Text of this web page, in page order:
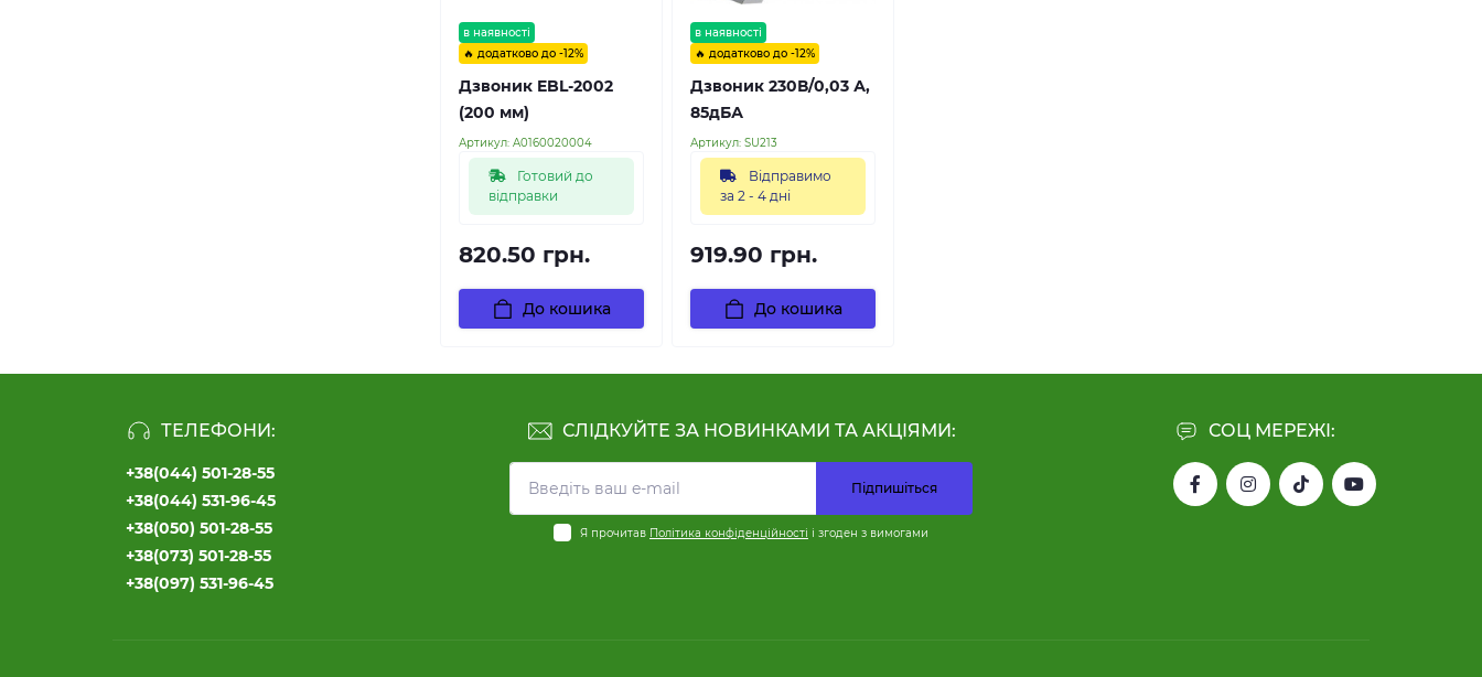
в наявності
🔥 додатково до -12%
Дзвоник EBL-2002
(200 мм)
Артикул: A0160020004
Готовий до
відправки
820.50 грн.
До кошика
в наявності
🔥 додатково до -12%
Дзвоник 230В/0,03 А,
85дБА
Артикул: SU213
Відправимо
за 2 - 4 дні
919.90 грн.
До кошика
ТЕЛЕФОНИ:
+38(044) 501-28-55
+38(044) 531-96-45
+38(050) 501-28-55
+38(073) 501-28-55
+38(097) 531-96-45
СОЦ МЕРЕЖІ:
СЛІДКУЙТЕ ЗА НОВИНКАМИ ТА АКЦІЯМИ:
Підпишіться
Я прочитав Політика конфіденційності і згоден з вимогами